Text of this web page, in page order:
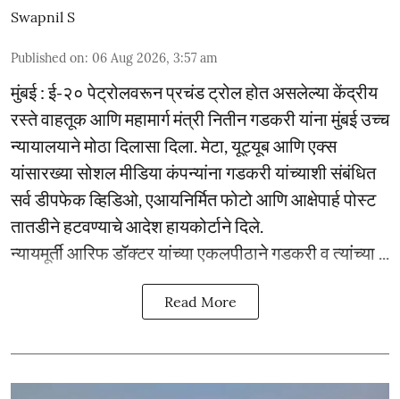
Swapnil S
Published on: 06 Aug 2026, 3:57 am
मुंबई : ई-२० पेट्रोलवरून प्रचंड ट्रोल होत असलेल्या केंद्रीय
रस्ते वाहतूक आणि महामार्ग मंत्री नितीन गडकरी यांना मुंबई उच्च
न्यायालयाने मोठा दिलासा दिला. मेटा, यूट्यूब आणि एक्स
यांसारख्या सोशल मीडिया कंपन्यांना गडकरी यांच्याशी संबंधित
सर्व डीपफेक व्हिडिओ, एआयनिर्मित फोटो आणि आक्षेपार्ह पोस्ट
तातडीने हटवण्याचे आदेश हायकोर्टाने दिले.
न्यायमूर्ती आरिफ डॉक्टर यांच्या एकलपीठाने गडकरी व त्यांच्या ...
Read More